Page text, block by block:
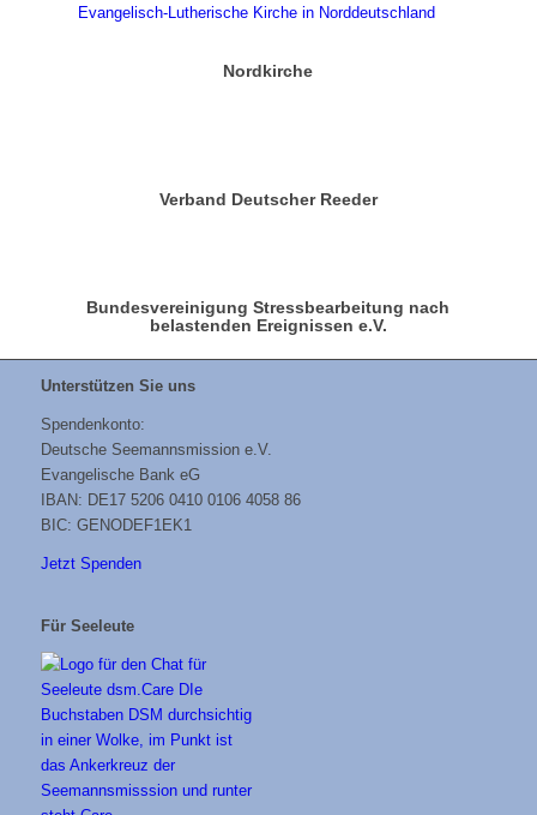
Nordkirche
Verband Deutscher Reeder
Bundesvereinigung Stressbearbeitung nach
belastenden Ereignissen e.V.
Unterstützen Sie uns
Spendenkonto:
Deutsche Seemannsmission e.V.
Evangelische Bank eG
IBAN: DE17 5206 0410 0106 4058 86
BIC: GENODEF1EK1
Jetzt Spenden
Für Seeleute